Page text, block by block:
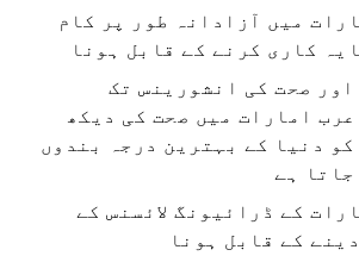
میں آزادانہ طور پر کام
کاری کرنے کے قابل ہونا
صحت کی انشورینس تک
امارات میں صحت کی دیکھ
دنیا کے بہترین درجہ بندوں
ہے
کے ڈرائیونگ لائسنس کے
کے قابل ہونا